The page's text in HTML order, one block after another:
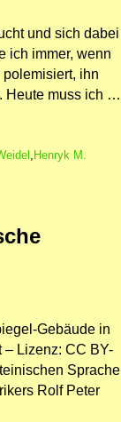
und sich dabei
ich immer, wenn
polemisiert, ihn
Heute muss ich …
Henryk M.
Gebäude in
– Lizenz: CC BY-
Sprache
Rolf Peter